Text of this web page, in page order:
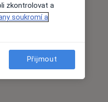
zkontrolovat a
soukromí a
Přijmout